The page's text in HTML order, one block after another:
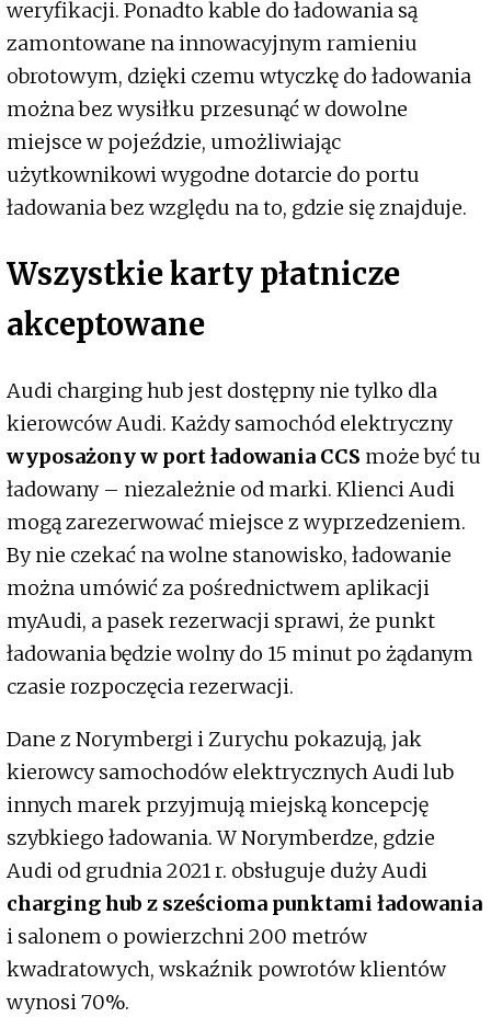
weryfikacji. Ponadto kable do ładowania są
zamontowane na innowacyjnym ramieniu
obrotowym, dzięki czemu wtyczkę do ładowania
można bez wysiłku przesunąć w dowolne
miejsce w pojeździe, umożliwiając
użytkownikowi wygodne dotarcie do portu
ładowania bez względu na to, gdzie się znajduje.
Wszystkie karty płatnicze
akceptowane
Audi charging hub jest dostępny nie tylko dla
kierowców Audi. Każdy samochód elektryczny
wyposażony w port ładowania CCS może być tu
ładowany – niezależnie od marki. Klienci Audi
mogą zarezerwować miejsce z wyprzedzeniem.
By nie czekać na wolne stanowisko, ładowanie
można umówić za pośrednictwem aplikacji
myAudi, a pasek rezerwacji sprawi, że punkt
ładowania będzie wolny do 15 minut po żądanym
czasie rozpoczęcia rezerwacji.
Dane z Norymbergi i Zurychu pokazują, jak
kierowcy samochodów elektrycznych Audi lub
innych marek przyjmują miejską koncepcję
szybkiego ładowania. W Norymberdze, gdzie
Audi od grudnia 2021 r. obsługuje duży Audi
charging hub z sześcioma punktami ładowania
i salonem o powierzchni 200 metrów
kwadratowych, wskaźnik powrotów klientów
wynosi 70%.